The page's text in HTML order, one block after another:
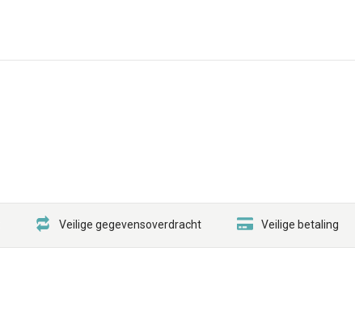
Veilige gegevensoverdracht Veilige betaling